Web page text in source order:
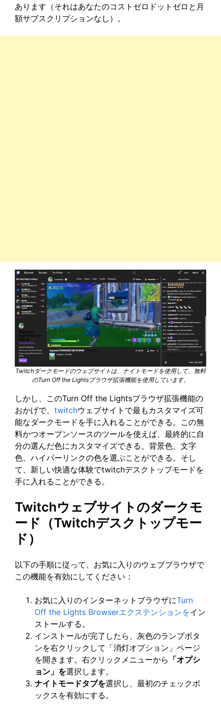
あります（それはあなたのコストゼロドットゼロと月
額サブスクリプションなし）。
Twitchダークモードのウェブサイトは、ナイトモードを使用して、無料
のTurn Off the Lightsブラウザ拡張機能を使用しています。
しかし、このTurn Off the Lightsブラウザ拡張機能の
おかげで、 twitchウェブサイトで最もカスタマイズ可
能なダークモードを手に入れることができる。この無
料かつオープンソースのツールを使えば、最終的に自
分の選んだ色にカスタマイズできる。背景色、文字
色、ハイパーリンクの色を選ぶことができる。そし
て、新しい快適な体験でtwitchデスクトップモードを
手に入れることができる。
Twitchウェブサイトのダークモ
ード（Twitchデスクトップモー
ド）
以下の手順に従って、お気に入りのウェブブラウザで
この機能を有効にしてください：
お気に入りのインターネットブラウザにTurn
Off the Lights Browserエクステンションをイン
ストールする。
インストールが完了したら、灰色のランプボタ
ンを右クリックして「消灯オプション」ページ
を開きます。右クリックメニューから 「オプシ
ョン」を選択します。
ナイトモードタブを選択し、最初のチェックボ
ックスを有効にする。